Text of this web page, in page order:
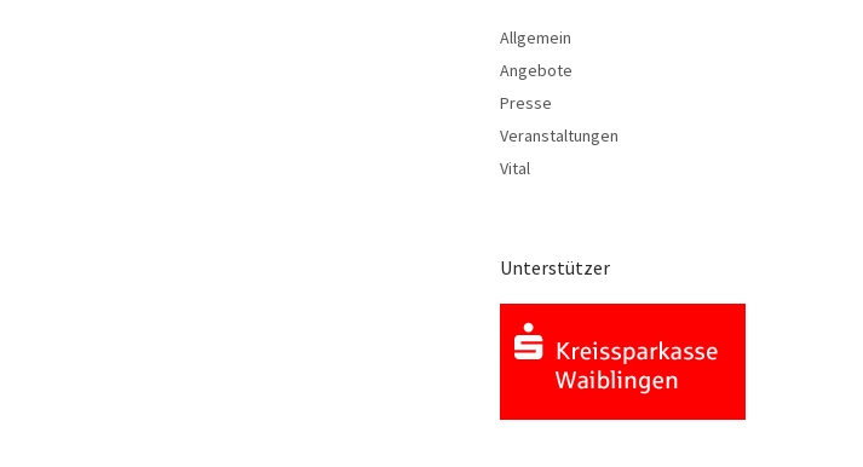
Allgemein
Angebote
Presse
Veranstaltungen
Vital
Unterstützer